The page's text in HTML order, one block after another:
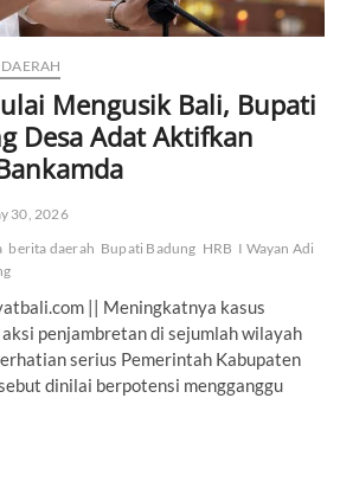
Mengusik Bali, Bupati
Desa Adat Aktifkan
30, 2026
berita daerah Bupati Badung HRB I Wayan Adi
|| Meningkatnya kasus
penjambretan di sejumlah wilayah
serius Pemerintah Kabupaten
dinilai berpotensi mengganggu